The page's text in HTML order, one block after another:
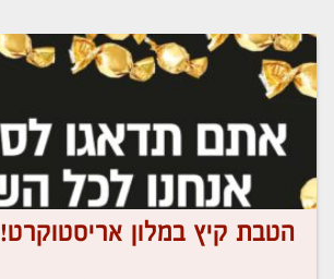
הטבת קיץ במלון אריסטוקרט!